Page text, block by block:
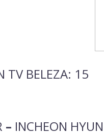
TV BELEZA: 15
– INCHEON